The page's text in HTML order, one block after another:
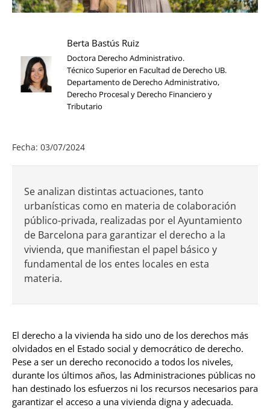
Berta Bastús Ruiz
Doctora Derecho Administrativo.
Técnico Superior en Facultad de Derecho UB.
Departamento de Derecho Administrativo,
Derecho Procesal y Derecho Financiero y
Tributario
Fecha: 03/07/2024
Se analizan distintas actuaciones, tanto
urbanísticas como en materia de colaboración
público-privada, realizadas por el Ayuntamiento
de Barcelona para garantizar el derecho a la
vivienda, que manifiestan el papel básico y
fundamental de los entes locales en esta
materia.
El derecho a la vivienda ha sido uno de los derechos más
olvidados en el Estado social y democrático de derecho.
Pese a ser un derecho reconocido a todos los niveles,
durante los últimos años, las Administraciones públicas no
han destinado los esfuerzos ni los recursos necesarios para
garantizar el acceso a una vivienda digna y adecuada.